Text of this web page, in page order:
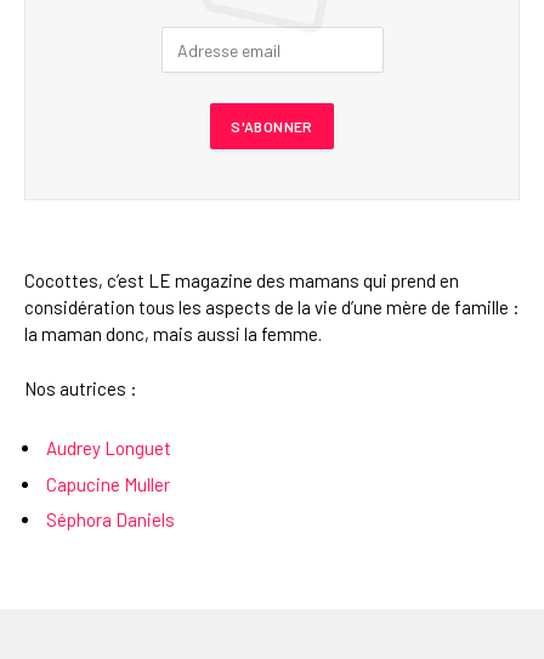
Cocottes, c’est LE magazine des mamans qui prend en
considération tous les aspects de la vie d’une mère de famille :
la maman donc, mais aussi la femme.
Nos autrices :
Audrey Longuet
Capucine Muller
Séphora Daniels